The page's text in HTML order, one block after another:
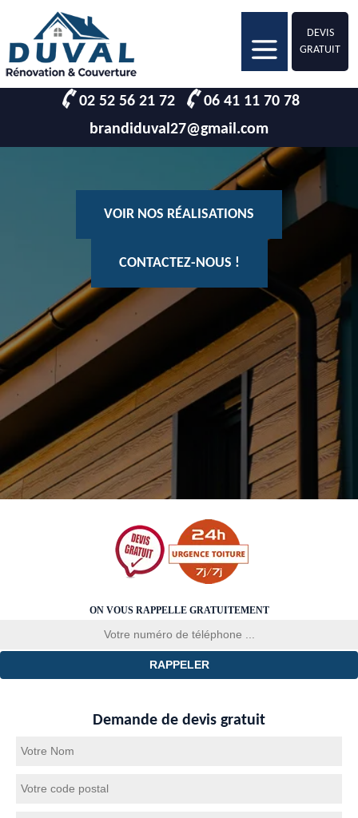
DEVIS
GRATUIT
02 52 56 21 72
06 41 11 70 78
brandiduval27@gmail.com
VOIR NOS RÉALISATIONS
CONTACTEZ-NOUS !
ON VOUS RAPPELLE GRATUITEMENT
Demande de devis gratuit